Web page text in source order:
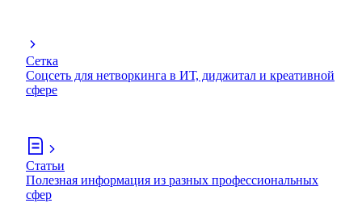
Сетка
Соцсеть для нетворкинга в ИТ, диджитал и креативной
сфере
Статьи
Полезная информация из разных профессиональных
сфер